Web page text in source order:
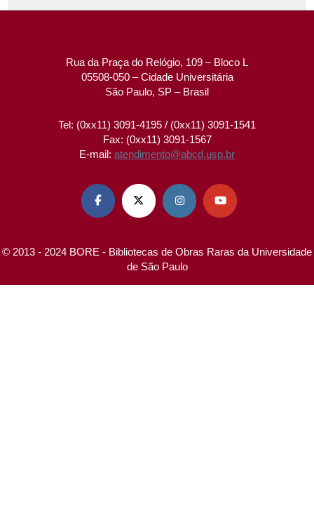
Rua da Praça do Relógio, 109 – Bloco L
05508-050 – Cidade Universitária
São Paulo, SP – Brasil
Tel: (0xx11) 3091-4195 / (0xx11) 3091-1541
Fax: (0xx11) 3091-1567
E-mail: atendimento@abcd.usp.br
   
© 2013 - 2024 BORE - Bibliotecas de Obras Raras da Universidade
de São Paulo